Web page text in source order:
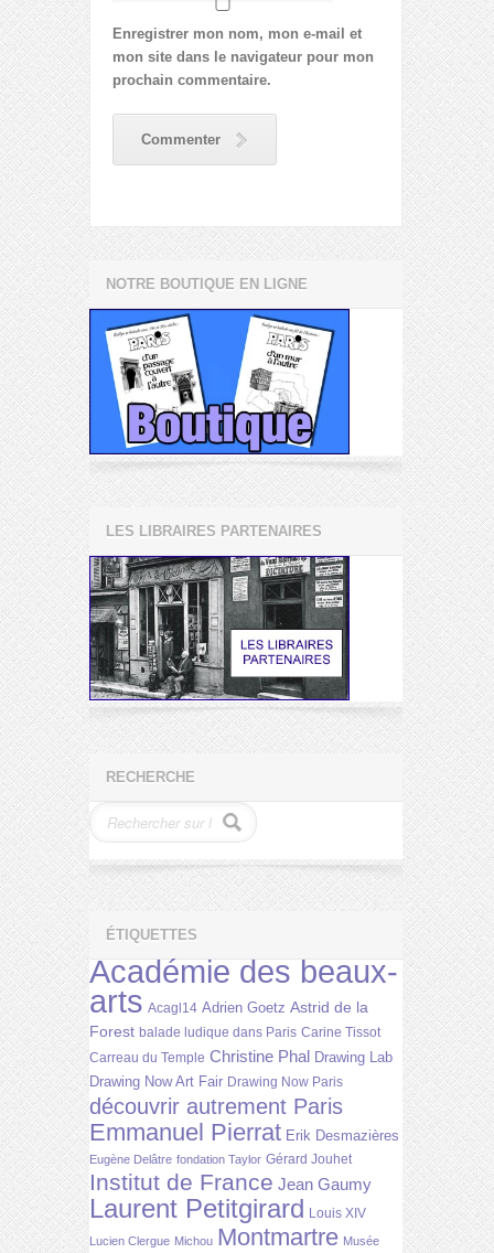
Enregistrer mon nom, mon e-mail et
mon site dans le navigateur pour mon
prochain commentaire.
Commenter
NOTRE BOUTIQUE EN LIGNE
LES LIBRAIRES PARTENAIRES
RECHERCHE
ÉTIQUETTES
Académie des beaux-
arts Acagl14 Adrien Goetz Astrid de la
Forest balade ludique dans Paris Carine Tissot
Carreau du Temple Christine Phal Drawing Lab
Drawing Now Art Fair Drawing Now Paris
découvrir autrement Paris
Emmanuel Pierrat Erik Desmazières
Eugène Delâtre fondation Taylor Gérard Jouhet
Institut de France Jean Gaumy
Laurent Petitgirard Louis XIV
Lucien Clergue Michou Montmartre Musée